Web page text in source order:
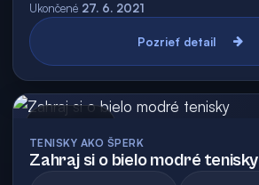
Ukončené 27. 6. 2021
Pozrieť detail
TENISKY AKO ŠPERK
Zahraj si o bielo modré tenisky